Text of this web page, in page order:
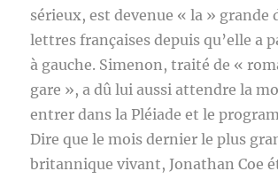
sérieux, est devenue « la » grande
lettres françaises depuis qu’elle a
à gauche. Simenon, traité de «
gare », a dû lui aussi attendre la
entrer dans la Pléiade et le
Dire que le mois dernier le plus
britannique vivant, Jonathan Coe